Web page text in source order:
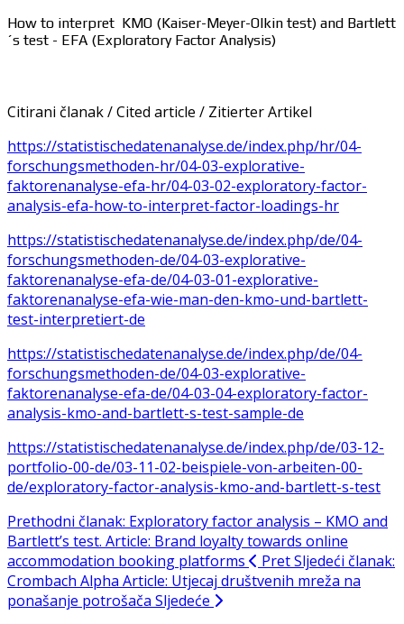
How to interpret KMO (Kaiser-Meyer-Olkin test) and Bartlett
´s test - EFA (Exploratory Factor Analysis)
Citirani članak / Cited article / Zitierter Artikel
https://statistischedatenanalyse.de/index.php/hr/04-
forschungsmethoden-hr/04-03-explorative-
faktorenanalyse-efa-hr/04-03-02-exploratory-factor-
analysis-efa-how-to-interpret-factor-loadings-hr
https://statistischedatenanalyse.de/index.php/de/04-
forschungsmethoden-de/04-03-explorative-
faktorenanalyse-efa-de/04-03-01-explorative-
faktorenanalyse-efa-wie-man-den-kmo-und-bartlett-
test-interpretiert-de
https://statistischedatenanalyse.de/index.php/de/04-
forschungsmethoden-de/04-03-explorative-
faktorenanalyse-efa-de/04-03-04-exploratory-factor-
analysis-kmo-and-bartlett-s-test-sample-de
https://statistischedatenanalyse.de/index.php/de/03-12-
portfolio-00-de/03-11-02-beispiele-von-arbeiten-00-
de/exploratory-factor-analysis-kmo-and-bartlett-s-test
Prethodni članak: Exploratory factor analysis – KMO and
Bartlett’s test. Article: Brand loyalty towards online
accommodation booking platforms
PretSljedeći članak:
Crombach Alpha Article: Utjecaj društvenih mreža na
ponašanje potrošača Sljedeće